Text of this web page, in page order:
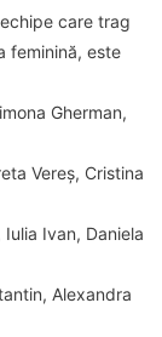
care trag
feminină, este
Gherman,
Vereș, Cristina
Ivan, Daniela
Alexandra